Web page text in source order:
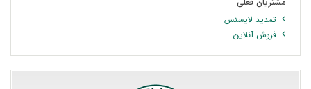
تمدید لایسنس
فروش آنلاین